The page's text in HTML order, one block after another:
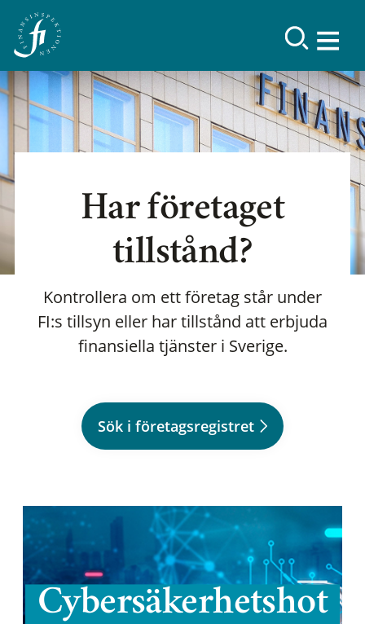
Har företaget
tillstånd?
Kontrollera om ett företag står under
FI:s tillsyn eller har tillstånd att erbjuda
finansiella tjänster i Sverige.
Sök i företagsregistret
Cybersäkerhetshot